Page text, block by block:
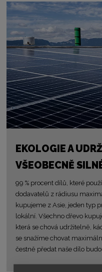
EKOLOGIE A
VŠEOBECNĚ
99 % procent dílů, které
dodavatelů z rádiusu
kupujeme z Asie, jeden typ
lokální. Všechno dřevo
která se chová udržitelně,
se snažíme chovat
čestně předat naše dílo